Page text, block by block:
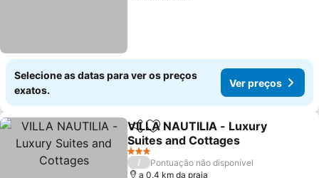
Selecione as datas para ver os preços
exatos.
Ver preços
PartilharAdicionar aos favoritos
VILLA NAUTILIA - Luxury
Suites and Cottages
Ver preços
3 Estrelas
/
Pontuação não disponível
a 0.4 km da praia